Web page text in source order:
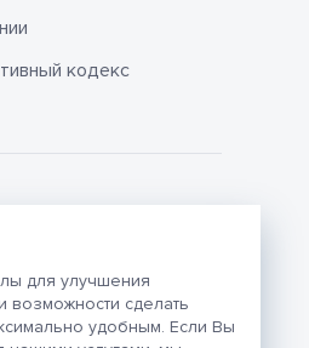
для улучшения
возможности сделать
удобным. Если Вы
кодекс